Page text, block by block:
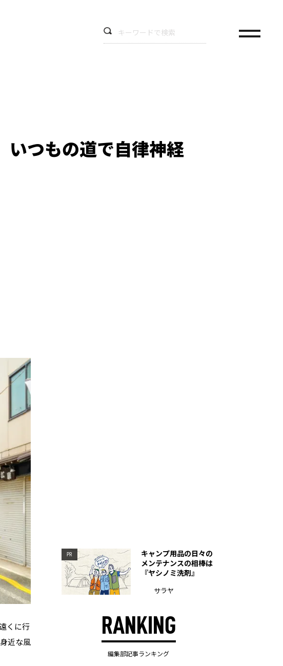
いつもの道で自律神経
くに行
近な風
PR
キャンプ用品の日々の
メンテナンスの相棒は
『ヤシノミ洗剤』
サラヤ
RANKING
編集部記事ランキング